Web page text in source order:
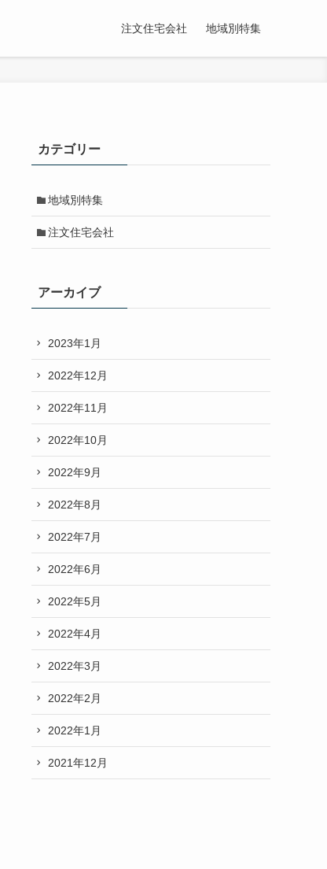
注文住宅会社 地域別特集
カテゴリー
地域別特集
注文住宅会社
アーカイブ
2023年1月
2022年12月
2022年11月
2022年10月
2022年9月
2022年8月
2022年7月
2022年6月
2022年5月
2022年4月
2022年3月
2022年2月
2022年1月
2021年12月